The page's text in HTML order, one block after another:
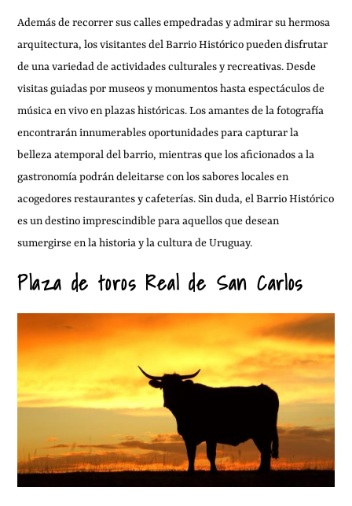
Además de recorrer sus calles empedradas y admirar su hermosa
arquitectura, los visitantes del Barrio Histórico pueden disfrutar
de una variedad de actividades culturales y recreativas. Desde
visitas guiadas por museos y monumentos hasta espectáculos de
música en vivo en plazas históricas. Los amantes de la fotografía
encontrarán innumerables oportunidades para capturar la
belleza atemporal del barrio, mientras que los aficionados a la
gastronomía podrán deleitarse con los sabores locales en
acogedores restaurantes y cafeterías. Sin duda, el Barrio Histórico
es un destino imprescindible para aquellos que desean
sumergirse en la historia y la cultura de Uruguay.
Plaza de toros Real de San Carlos